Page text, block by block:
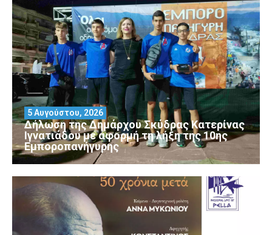
Δήλωση της Δημάρχου Σκύδρας Κατερίνας
Ιγνατιάδου με αφορμή τη λήξη της 10ης
Εμποροπανήγυρης
5 Αυγούστου, 2026